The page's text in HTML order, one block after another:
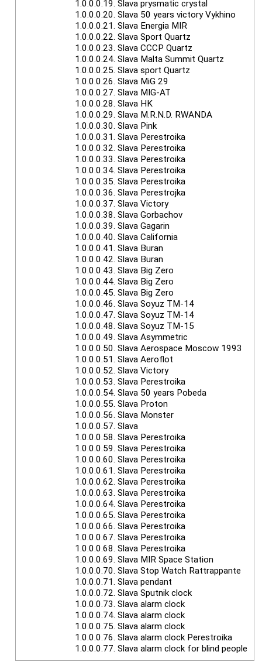
1.0.0.0.19. Slava prysmatic crystal
1.0.0.0.20. Slava 50 years victory Vykhino
1.0.0.0.21. Slava Energia MIR
1.0.0.0.22. Slava Sport Quartz
1.0.0.0.23. Slava CCCP Quartz
1.0.0.0.24. Slava Malta Summit Quartz
1.0.0.0.25. Slava sport Quartz
1.0.0.0.26. Slava MiG 29
1.0.0.0.27. Slava MIG-AT
1.0.0.0.28. Slava HK
1.0.0.0.29. Slava M.R.N.D. RWANDA
1.0.0.0.30. Slava Pink
1.0.0.0.31. Slava Perestroika
1.0.0.0.32. Slava Perestroika
1.0.0.0.33. Slava Perestroika
1.0.0.0.34. Slava Perestroika
1.0.0.0.35. Slava Perestroika
1.0.0.0.36. Slava Perestrojka
1.0.0.0.37. Slava Victory
1.0.0.0.38. Slava Gorbachov
1.0.0.0.39. Slava Gagarin
1.0.0.0.40. Slava California
1.0.0.0.41. Slava Buran
1.0.0.0.42. Slava Buran
1.0.0.0.43. Slava Big Zero
1.0.0.0.44. Slava Big Zero
1.0.0.0.45. Slava Big Zero
1.0.0.0.46. Slava Soyuz TM-14
1.0.0.0.47. Slava Soyuz TM-14
1.0.0.0.48. Slava Soyuz TM-15
1.0.0.0.49. Slava Asymmetric
1.0.0.0.50. Slava Aerospace Moscow 1993
1.0.0.0.51. Slava Aeroflot
1.0.0.0.52. Slava Victory
1.0.0.0.53. Slava Perestroika
1.0.0.0.54. Slava 50 years Pobeda
1.0.0.0.55. Slava Proton
1.0.0.0.56. Slava Monster
1.0.0.0.57. Slava
1.0.0.0.58. Slava Perestroika
1.0.0.0.59. Slava Perestroika
1.0.0.0.60. Slava Perestroika
1.0.0.0.61. Slava Perestroika
1.0.0.0.62. Slava Perestroika
1.0.0.0.63. Slava Perestroika
1.0.0.0.64. Slava Perestroika
1.0.0.0.65. Slava Perestroika
1.0.0.0.66. Slava Perestroika
1.0.0.0.67. Slava Perestroika
1.0.0.0.68. Slava Perestroika
1.0.0.0.69. Slava MIR Space Station
1.0.0.0.70. Slava Stop Watch Rattrappante
1.0.0.0.71. Slava pendant
1.0.0.0.72. Slava Sputnik clock
1.0.0.0.73. Slava alarm clock
1.0.0.0.74. Slava alarm clock
1.0.0.0.75. Slava alarm clock
1.0.0.0.76. Slava alarm clock Perestroika
1.0.0.0.77. Slava alarm clock for blind people